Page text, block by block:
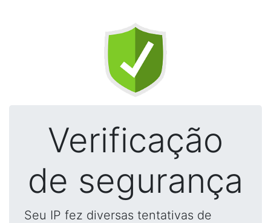
Verificação
de segurança
Seu IP fez diversas tentativas de